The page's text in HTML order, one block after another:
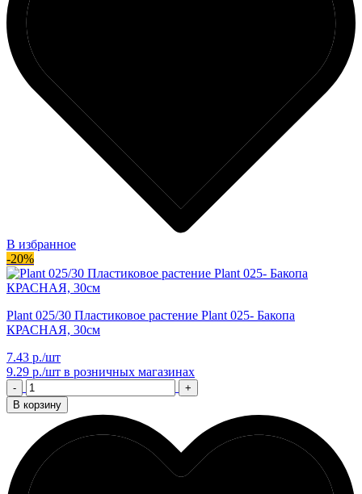
В избранное
-20%
Plant 025/30 Пластиковое растение Plant 025- Бакопа
КРАСНАЯ, 30см
7.43 р./шт
9.29 р./шт в розничных магазинах
-
+
В корзину